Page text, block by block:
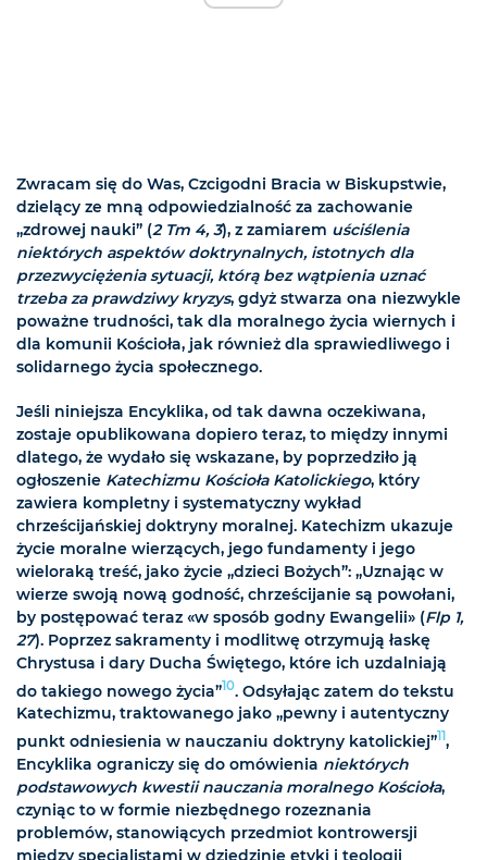
Zwracam się do Was, Czcigodni Bracia w Biskupstwie,
dzielący ze mną odpowiedzialność za zachowanie
„zdrowej nauki” (2 Tm 4, 3), z zamiarem uściślenia
niektórych aspektów doktrynalnych, istotnych dla
przezwyciężenia sytuacji, którą bez wątpienia uznać
trzeba za prawdziwy kryzys, gdyż stwarza ona niezwykle
poważne trudności, tak dla moralnego życia wiernych i
dla komunii Kościoła, jak również dla sprawiedliwego i
solidarnego życia społecznego.
Jeśli niniejsza Encyklika, od tak dawna oczekiwana,
zostaje opublikowana dopiero teraz, to między innymi
dlatego, że wydało się wskazane, by poprzedziło ją
ogłoszenie Katechizmu Kościoła Katolickiego, który
zawiera kompletny i systematyczny wykład
chrześcijańskiej doktryny moralnej. Katechizm ukazuje
życie moralne wierzących, jego fundamenty i jego
wieloraką treść, jako życie „dzieci Bożych”: „Uznając w
wierze swoją nową godność, chrześcijanie są powołani,
by postępować teraz «w sposób godny Ewangelii» (Flp 1,
27). Poprzez sakramenty i modlitwę otrzymują łaskę
Chrystusa i dary Ducha Świętego, które ich uzdalniają
do takiego nowego życia”10. Odsyłając zatem do tekstu
Katechizmu, traktowanego jako „pewny i autentyczny
punkt odniesienia w nauczaniu doktryny katolickiej”11,
Encyklika ograniczy się do omówienia niektórych
podstawowych kwestii nauczania moralnego Kościoła,
czyniąc to w formie niezbędnego rozeznania
problemów, stanowiących przedmiot kontrowersji
między specjalistami w dziedzinie etyki i teologii